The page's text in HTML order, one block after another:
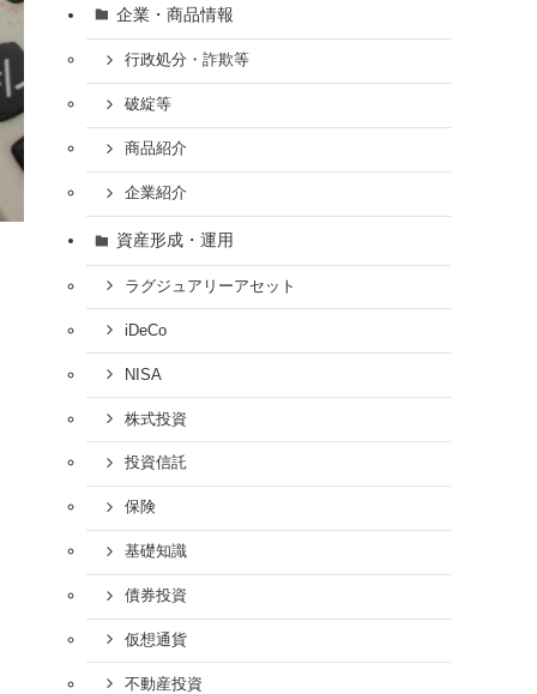
企業・商品情報
行政処分・詐欺等
破綻等
商品紹介
企業紹介
資産形成・運用
ラグジュアリーアセット
iDeCo
NISA
株式投資
投資信託
保険
基礎知識
債券投資
仮想通貨
不動産投資